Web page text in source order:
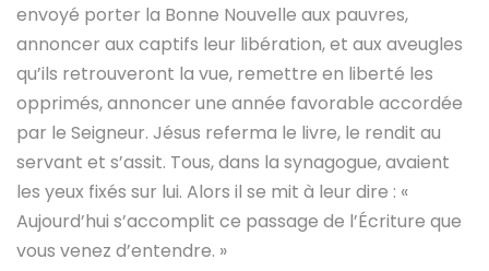
envoyé porter la Bonne Nouvelle aux pauvres,
annoncer aux captifs leur libération, et aux aveugles
qu’ils retrouveront la vue, remettre en liberté les
opprimés, annoncer une année favorable accordée
par le Seigneur. Jésus referma le livre, le rendit au
servant et s’assit. Tous, dans la synagogue, avaient
les yeux fixés sur lui. Alors il se mit à leur dire : «
Aujourd’hui s’accomplit ce passage de l’Écriture que
vous venez d’entendre. »